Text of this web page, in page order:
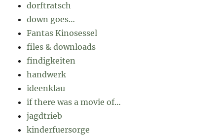
dorftratsch
down goes…
Fantas Kinosessel
files & downloads
findigkeiten
handwerk
ideenklau
if there was a movie of…
jagdtrieb
kinderfuersorge